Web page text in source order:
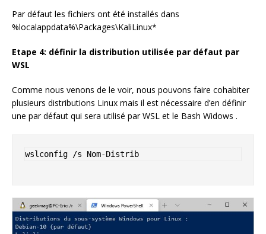
Par défaut les fichiers ont été installés dans
%localappdata%\Packages\KaliLinux*
Etape 4: définir la distribution utilisée par défaut par
WSL
Comme nous venons de le voir, nous pouvons faire cohabiter
plusieurs distributions Linux mais il est nécessaire d’en définir
une par défaut qui sera utilisé par WSL et le Bash Widows .
wslconfig /s Nom-Distrib